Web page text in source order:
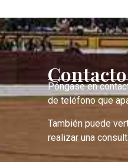
Contacto
Póngase en
de teléfono que
También puede
realizar una